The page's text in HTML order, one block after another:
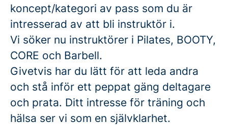
koncept/kategori av pass som du är
intresserad av att bli instruktör i.
Vi söker nu instruktörer i Pilates, BOOTY,
CORE och Barbell.
Givetvis har du lätt för att leda andra
och stå inför ett peppat gäng deltagare
och prata. Ditt intresse för träning och
hälsa ser vi som en självklarhet.